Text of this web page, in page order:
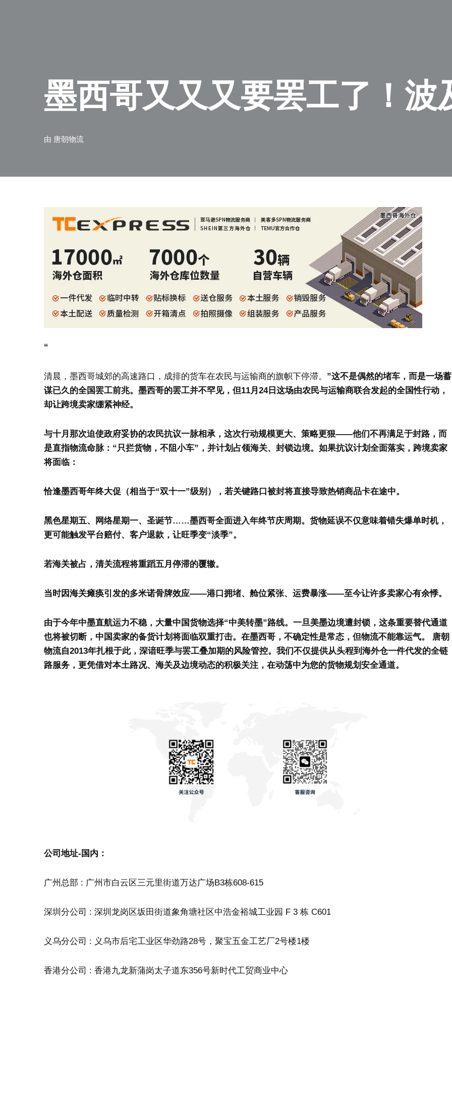
墨西哥又又又要罢工了！波
由 唐朝物流
“
清晨，墨西哥城郊的高速路口，成排的货车在农民与运输商的旗帜下停滞。 ”这不是偶然的堵车，而是一场蓄
谋已久的全国罢工前兆。 墨西哥的罢工并不罕见，但11月24日这场由农民与运输商联合发起的全国性行动，
却让跨境卖家绷紧神经。
与十月那次迫使政府妥协的农民抗议一脉相承，这次行动规模更大、策略更狠——他们不再满足于封路，而
是直指物流命脉：“只拦货物，不阻小车”，并计划占领海关、封锁边境。 如果抗议计划全面落实，跨境卖家
将面临：
恰逢墨西哥年终大促（相当于“双十一”级别），若关键路口被封将直接导致热销商品卡在途中。
黑色星期五、网络星期一、圣诞节……墨西哥全面进入年终节庆周期。 货物延误不仅意味着错失爆单时机，
更可能触发平台赔付、客户退款，让旺季变“淡季”。
若海关被占，清关流程将重蹈五月停滞的覆辙。
当时因海关瘫痪引发的多米诺骨牌效应——港口拥堵、舱位紧张、运费暴涨——至今让许多卖家心有余悸。
由于今年中墨直航运力不稳，大量中国货物选择“中美转墨”路线。 一旦美墨边境遭封锁，这条重要替代通道
也将被切断，中国卖家的备货计划将面临双重打击。 在墨西哥，不确定性是常态，但物流不能靠运气。
唐朝
物流自2013年扎根于此，深谙旺季与罢工叠加期的风险管控。 我们不仅提供从头程到海外仓一件代发的全链
路服务，更凭借对本土路况、海关及边境动态的积极关注，在动荡中为您的货物规划安全通道。
公司地址-国内：
广州总部 : 广州市白云区三元里街道万达广场B3栋608-615
深圳分公司 : 深圳龙岗区坂田街道象角塘社区中浩金裕城工业园 F 3 栋 C601
义乌分公司 : 义乌市后宅工业区华劲路28号，聚宝五金工艺厂2号楼1楼
香港分公司 : 香港九龙新蒲岗太子道东356号新时代工贸商业中心